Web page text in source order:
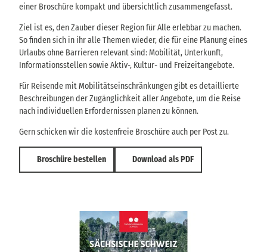
einer Broschüre kompakt und übersichtlich zusammengefasst.
Ziel ist es, den Zauber dieser Region für Alle erlebbar zu machen.
So finden sich in ihr alle Themen wieder, die für eine Planung eines
Urlaubs ohne Barrieren relevant sind: Mobilität, Unterkunft,
Informationsstellen sowie Aktiv-, Kultur- und Freizeitangebote.
Für Reisende mit Mobilitätseinschränkungen gibt es detaillierte
Beschreibungen der Zugänglichkeit aller Angebote, um die Reise
nach individuellen Erfordernissen planen zu können.
Gern schicken wir die kostenfreie Broschüre auch per Post zu.
Broschüre bestellen Download als PDF